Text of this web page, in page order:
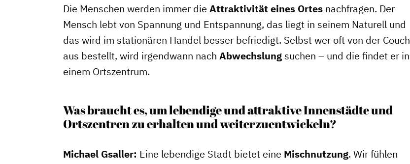
Die Menschen werden immer die Attraktivität eines Ortes nachfragen. Der
Mensch lebt von Spannung und Entspannung, das liegt in seinem Naturell und
das wird im stationären Handel besser befriedigt. Selbst wer oft von der Couch
aus bestellt, wird irgendwann nach Abwechslung suchen – und die findet er in
einem Ortszentrum.
Was braucht es, um lebendige und attraktive Innenstädte und
Ortszentren zu erhalten und weiterzuentwickeln?
Michael Gsaller: Eine lebendige Stadt bietet eine Mischnutzung. Wir fühlen